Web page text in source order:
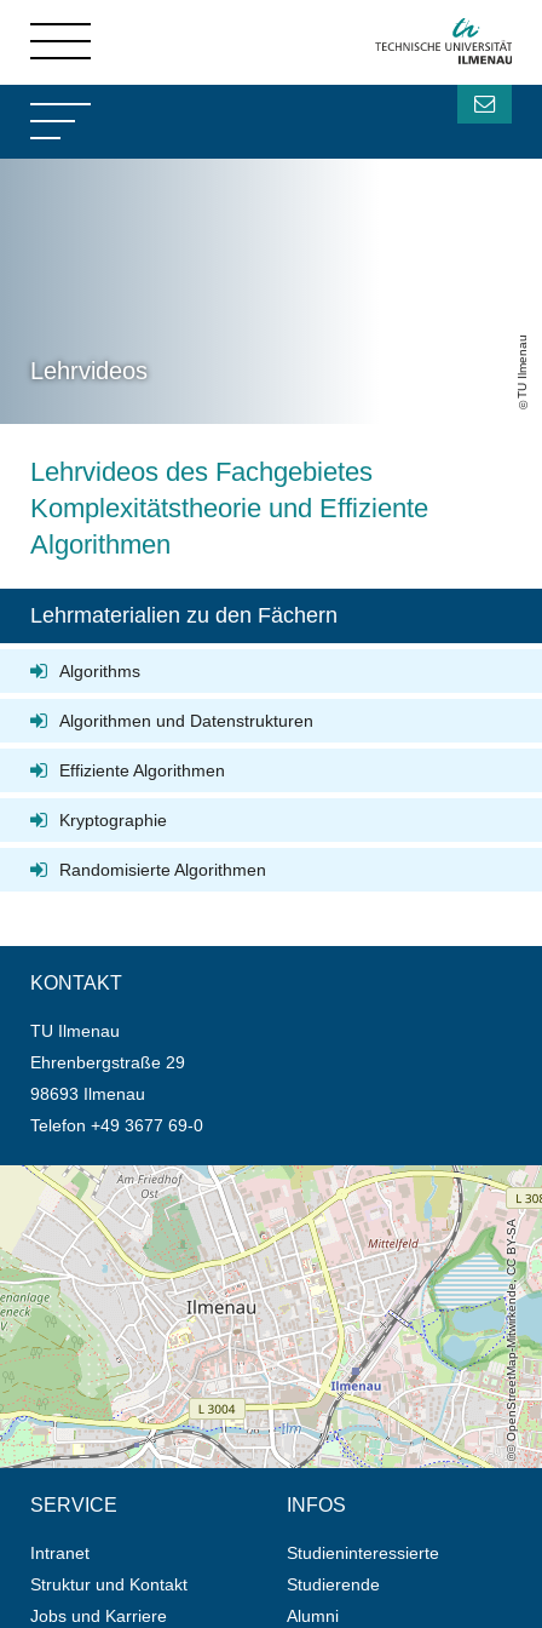
Lehrvideos TU Ilmenau
Lehrvideos des Fachgebietes
Komplexitätstheorie und Effiziente
Algorithmen
Lehrmaterialien zu den Fächern
Algorithms
Algorithmen und Datenstrukturen
Effiziente Algorithmen
Kryptographie
Randomisierte Algorithmen
KONTAKT
TU Ilmenau
Ehrenbergstraße 29
98693 Ilmenau
Telefon +49 3677 69-0
Öffnet die Anfahrtsbeschreibung in neuem Tab (Karte)
© OpenStreetMap-Mitwirkende, CC BY-SA
SERVICE
Intranet
Struktur und Kontakt
Jobs und Karriere
INFOS
Studieninteressierte
Studierende
Alumni